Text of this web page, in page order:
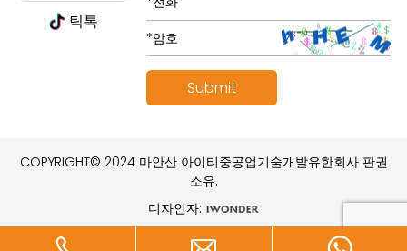
틱톡
COPYRIGHT© 2024 마안산 아이티중공업기술개발유한회사 판권
소유.
디자인자: